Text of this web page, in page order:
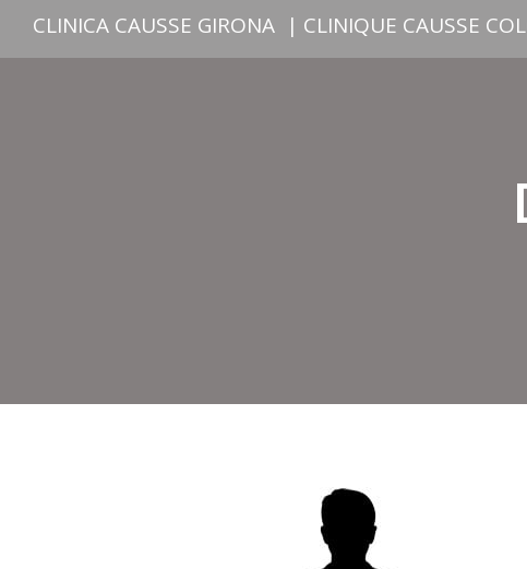
CLINICA CAUSSE GIRONA | CLINIQUE CAUSSE